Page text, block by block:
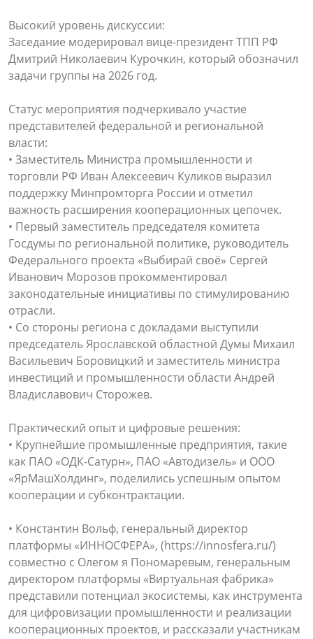
Высокий уровень дискуссии:
Заседание модерировал вице-президент ТПП РФ
Дмитрий Николаевич Курочкин, который обозначил
задачи группы на 2026 год.
Статус мероприятия подчеркивало участие
представителей федеральной и региональной
власти:
• Заместитель Министра промышленности и
торговли РФ Иван Алексеевич Куликов выразил
поддержку Минпромторга России и отметил
важность расширения кооперационных цепочек.
• Первый заместитель председателя комитета
Госдумы по региональной политике, руководитель
Федерального проекта «Выбирай своё» Сергей
Иванович Морозов прокомментировал
законодательные инициативы по стимулированию
отрасли.
• Со стороны региона с докладами выступили
председатель Ярославской областной Думы Михаил
Васильевич Боровицкий и заместитель министра
инвестиций и промышленности области Андрей
Владиславович Сторожев.
Практический опыт и цифровые решения:
• Крупнейшие промышленные предприятия, такие
как ПАО «ОДК-Сатурн», ПАО «Автодизель» и ООО
«ЯрМашХолдинг», поделились успешным опытом
кооперации и субконтрактации.
• Константин Вольф, генеральный директор
платформы «ИННОСФЕРА», (https://innosfera.ru/)
совместно с Олегом я Пономаревым, генеральным
директором платформы «Виртуальная фабрика»
представили потенциал экосистемы, как инструмента
для цифровизации промышленности и реализации
кооперационных проектов, и рассказали участникам